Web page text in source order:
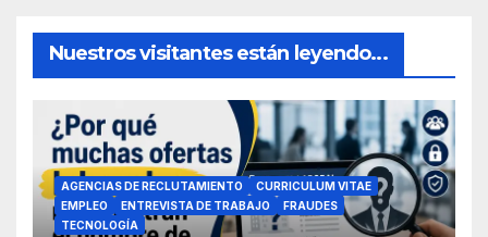
Nuestros visitantes están leyendo...
AGENCIAS DE RECLUTAMIENTO
CURRICULUM VITAE
EMPLEO
ENTREVISTA DE TRABAJO
FRAUDES
TECNOLOGÍA